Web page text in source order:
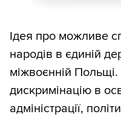
Ідея про можливе
народів в єдиній
міжвоєнній
дискримінацію в
адміністрації,